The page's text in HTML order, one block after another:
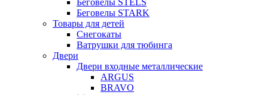
Беговелы STELS
Беговелы STARK
Товары для детей
Снегокаты
Ватрушки для тюбинга
Двери
Двери входные металлические
ARGUS
BRAVO